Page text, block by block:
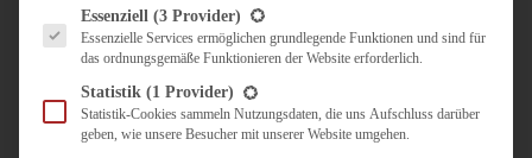
UNTERWEGS
KULINARISCH UNTERWEGS
ÜBER MICH
Es folgt eine Liste der Service-Gruppen, für die eine Einwilligung erteilt werden
Essenziell (3 Provider)
Essenzielle Services ermöglichen grundlegende Funktionen und sind für
das ordnungsgemäße Funktionieren der Website erforderlich.
Statistik (1 Provider)
Statistik-Cookies sammeln Nutzungsdaten, die uns Aufschluss darüber
geben, wie unsere Besucher mit unserer Website umgehen.